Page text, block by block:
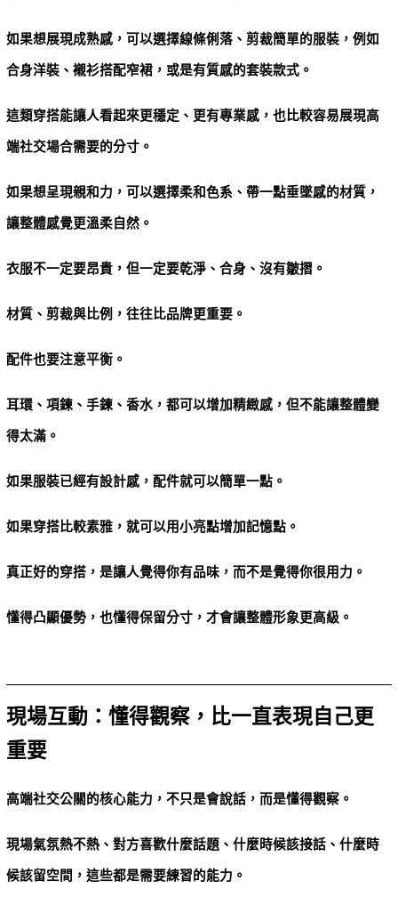
如果想展現成熟感，可以選擇線條俐落、剪裁簡單的服裝，例如
合身洋裝、襯衫搭配窄裙，或是有質感的套裝款式。
這類穿搭能讓人看起來更穩定、更有專業感，也比較容易展現高
端社交場合需要的分寸。
如果想呈現親和力，可以選擇柔和色系、帶一點垂墜感的材質，
讓整體感覺更溫柔自然。
衣服不一定要昂貴，但一定要乾淨、合身、沒有皺摺。
材質、剪裁與比例，往往比品牌更重要。
配件也要注意平衡。
耳環、項鍊、手鍊、香水，都可以增加精緻感，但不能讓整體變
得太滿。
如果服裝已經有設計感，配件就可以簡單一點。
如果穿搭比較素雅，就可以用小亮點增加記憶點。
真正好的穿搭，是讓人覺得你有品味，而不是覺得你很用力。
懂得凸顯優勢，也懂得保留分寸，才會讓整體形象更高級。
現場互動：懂得觀察，比一直表現自己更
重要
高端社交公關的核心能力，不只是會說話，而是懂得觀察。
現場氣氛熱不熱、對方喜歡什麼話題、什麼時候該接話、什麼時
候該留空間，這些都是需要練習的能力。